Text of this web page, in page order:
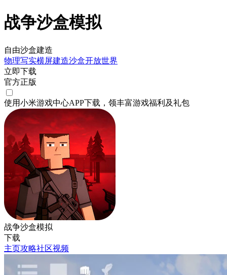
战争沙盒模拟
自由沙盒建造
物理写实横屏建造沙盒开放世界
立即下载
官方正版
使用小米游戏中心APP下载 ，领丰富游戏福利 及礼包
战争沙盒模拟
下载
主页攻略社区视频